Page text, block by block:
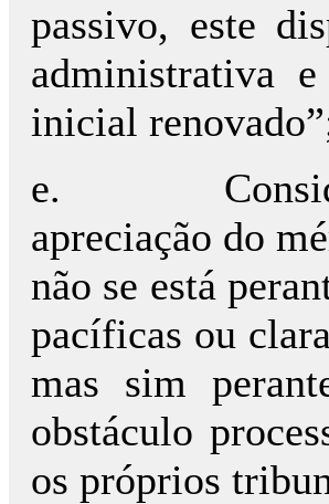
passivo, este
administrativa
inicial
e.
apreciação do
não se está
pacíficas ou
mas sim
obstáculo
os próprios